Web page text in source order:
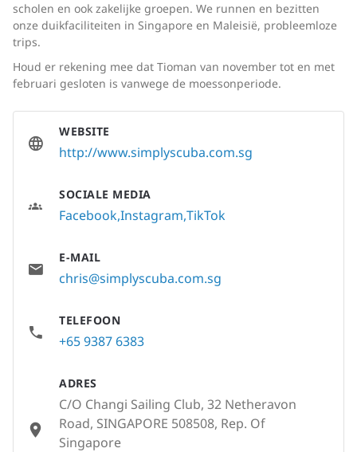
scholen en ook zakelijke groepen. We runnen en bezitten
onze duikfaciliteiten in Singapore en Maleisië, probleemloze
trips.
Houd er rekening mee dat Tioman van november tot en met
februari gesloten is vanwege de moessonperiode.
WEBSITE
http://www.simplyscuba.com.sg
SOCIALE MEDIA
FacebookInstagram TikTok
E-MAIL
chris@simplyscuba.com.sg
TELEFOON
+65 9387 6383
ADRES
C/O Changi Sailing Club, 32 Netheravon
Road, SINGAPORE 508508, Rep. Of
Singapore